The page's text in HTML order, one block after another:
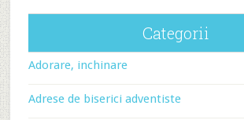
Categorii
Adorare, inchinare
Adrese de biserici adventiste